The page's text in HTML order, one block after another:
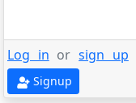
Log in orsign up
Signup